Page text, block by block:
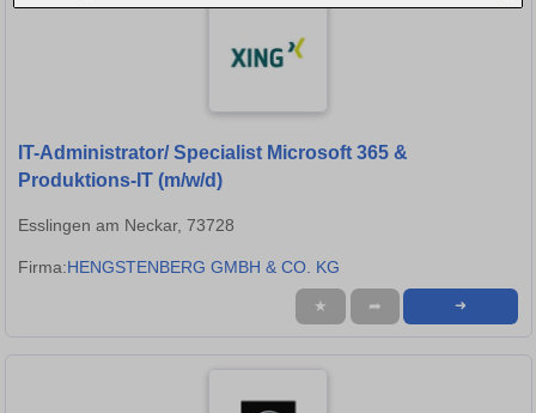
IT-Administrator/ Specialist Microsoft 365 &
Produktions-IT (m/w/d)
Esslingen am Neckar, 73728
Firma:HENGSTENBERG GMBH & CO. KG
★ ➦ ➜